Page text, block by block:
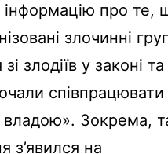
про те,
злочинні
злодіїв у законі та
співпрацювати
владою». Зокрема,
з’явился на